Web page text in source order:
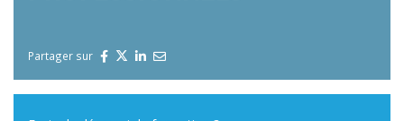
Partager sur